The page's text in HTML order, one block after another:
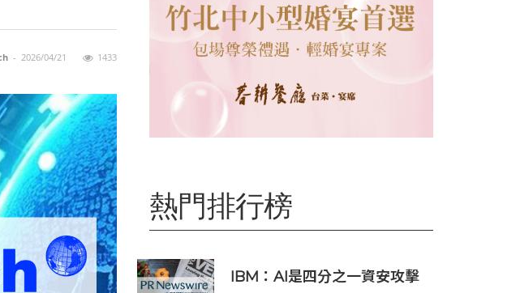
- 2026/04/21 1433
熱門排行榜
IBM：AI是四分之一資安攻擊